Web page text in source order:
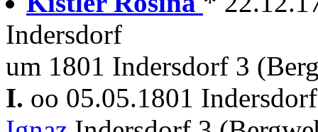
Indersdorf
um 1801 Indersdorf 3
I. oo 05.05.1801